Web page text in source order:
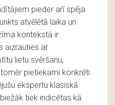
pieder arī spēja
atvēlētā laika un
kontekstā ir
aizrauties ar
lietu svēršanu,
pietiekami konkrēti
ekspertu klasiskā
tiek indicētas kā